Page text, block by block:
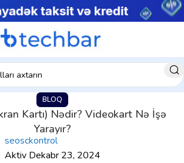
BLOQ
Kartı) Nədir? Videokart Nə İşə
Yarayır?
seosckontrol
Aktiv Dekabr 23, 2024